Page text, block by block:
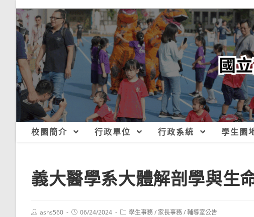
校園簡介 行政單位 行政系統 學生園
義大醫學系大體解剖學與生
Postashs560
Post06/24/2024
Post學生事務/ 家長事務/輔導室公告